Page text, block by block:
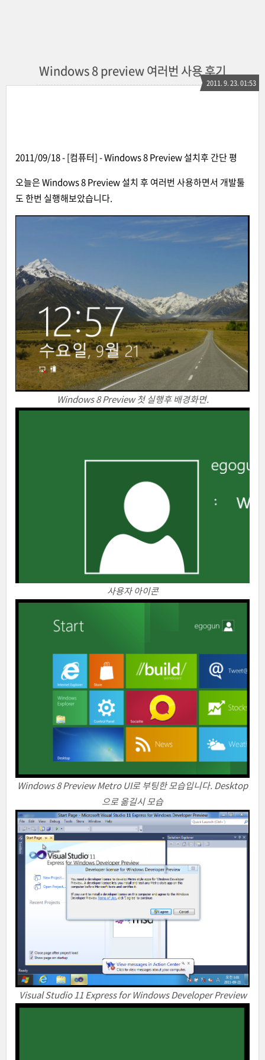
Windows 8 preview 여러번 사용 후기
2011. 9. 23. 01:53
2011/09/18 - [컴퓨터] - Windows 8 Preview 설치후 간단 평
오늘은 Windows 8 Preview 설치 후 여러번 사용하면서 개발툴
도 한번 실행해보았습니다.
Windows 8 Preview 첫 실행후 배경화면.
사용자 아이콘
Windows 8 Preview Metro UI로 부팅한 모습입니다. Desktop
으로 옮길시 모습
Visual Studio 11 Express for Windows Developer Preview